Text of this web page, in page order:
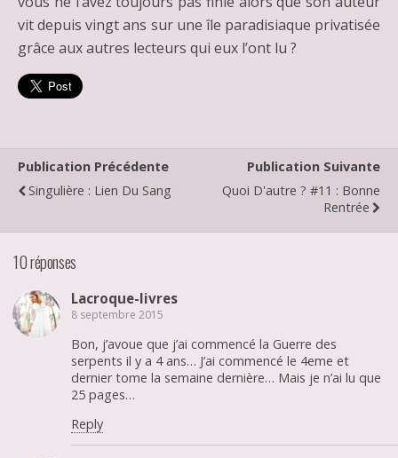
vit depuis vingt ans sur une île paradisiaque privatisée
grâce aux autres lecteurs qui eux l’ont lu ?
Publication Précédente
Singulière : Lien Du Sang
Publication Suivante
Quoi D'autre ? #11 : Bonne
Rentrée
10 réponses
Lacroque-livres
8 septembre 2015
Bon, j’avoue que j’ai commencé la Guerre des
serpents il y a 4 ans… J’ai commencé le 4eme et
dernier tome la semaine dernière… Mais je n’ai lu que
25 pages…
Reply